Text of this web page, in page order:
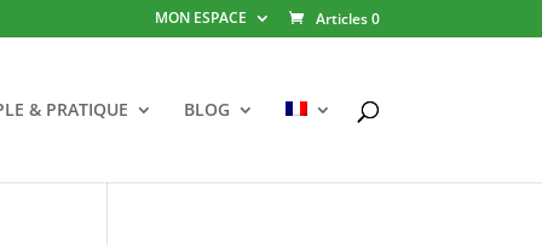
MON ESPACE Articles 0
& PRATIQUE BLOG